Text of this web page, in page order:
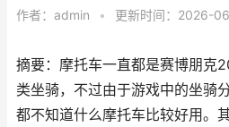
作者： admin • 更新时间：2026-
摘要：摩托车一直都是赛博朋克
类坐骑，不过由于游戏中的坐骑
都不知道什么摩托车比较好用。